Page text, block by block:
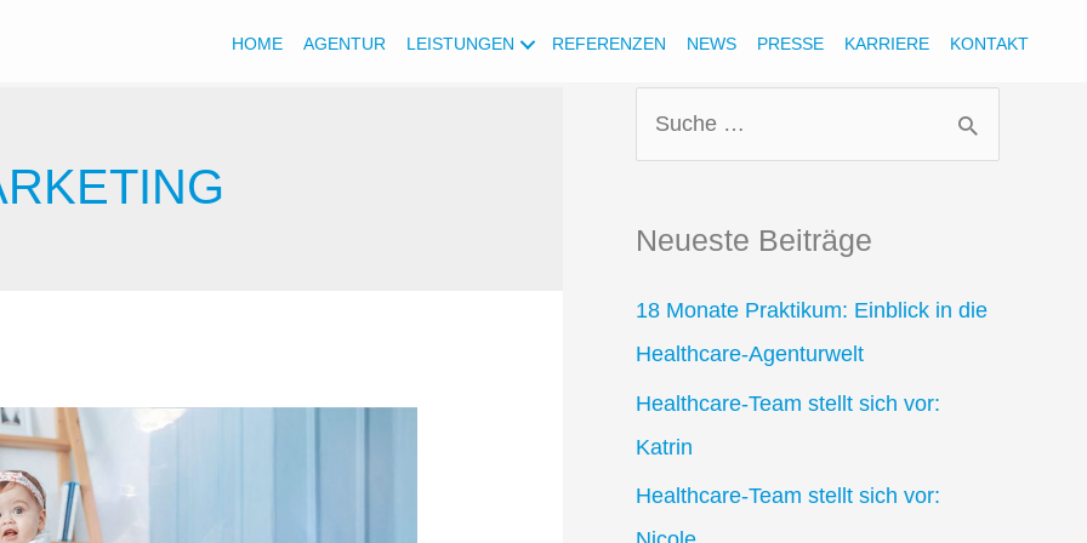
HOME AGENTUR LEISTUNGEN REFERENZEN NEWS PRESSE KARRIERE KONTAKT
h
a
c
h
Neueste Beiträge
18 Monate Praktikum: Einblick in die
Healthcare-Agenturwelt
Healthcare-Team stellt sich vor:
Katrin
Healthcare-Team stellt sich vor: